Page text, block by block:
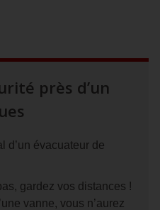
près d’un
d’un évacuateur de
gardez vos distances !
vanne, vous n’aurez